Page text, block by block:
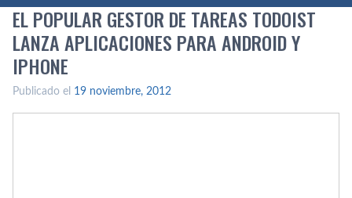
EL POPULAR GESTOR DE TAREAS TODOIST
LANZA APLICACIONES PARA ANDROID Y
IPHONE
Publicado el 19 noviembre, 2012